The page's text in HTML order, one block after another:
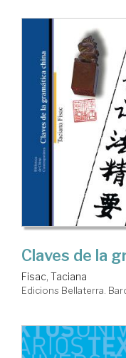
Claves de la
Fisac, Taciana
Edicions Bellaterra.